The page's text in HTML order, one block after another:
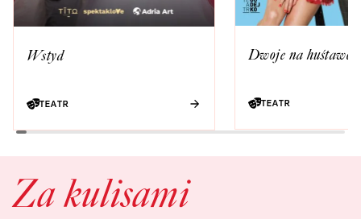
Wstyd
TEATR
Dwoje na huśtawce
TEATR
Za kulisami